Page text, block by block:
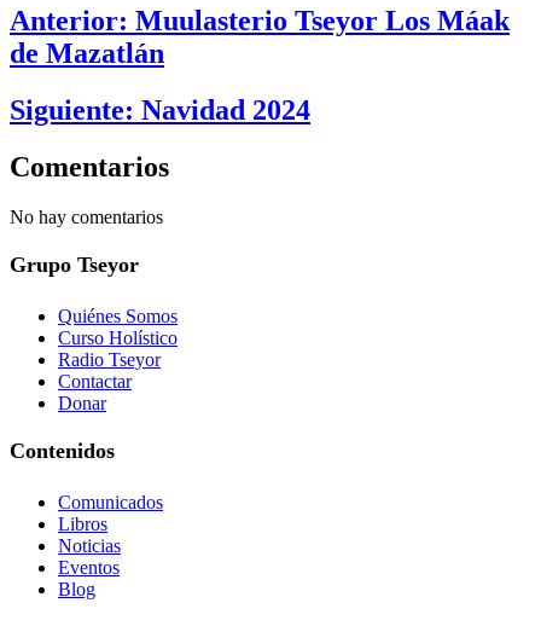
Anterior: Muulasterio Tseyor Los Máak
de Mazatlán
Siguiente: Navidad 2024
Comentarios
No hay comentarios
Grupo Tseyor
Quiénes Somos
Curso Holístico
Radio Tseyor
Contactar
Donar
Contenidos
Comunicados
Libros
Noticias
Eventos
Blog